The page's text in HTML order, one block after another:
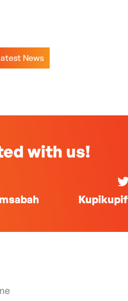
News
with us!